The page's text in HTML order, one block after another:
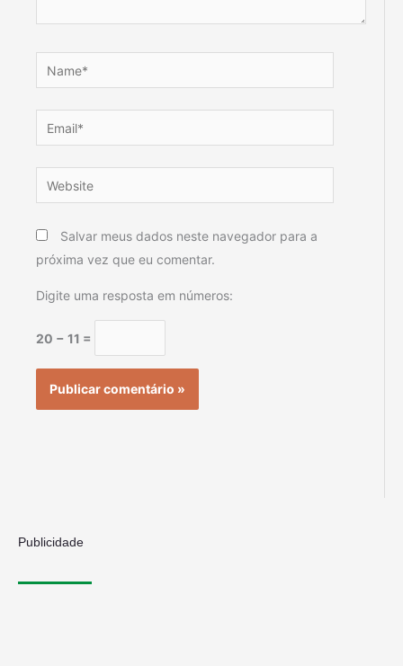
Name*
Email*
Website
Salvar meus dados neste navegador para a
próxima vez que eu comentar.
Digite uma resposta em números:
20 − 11 =
Publicidade